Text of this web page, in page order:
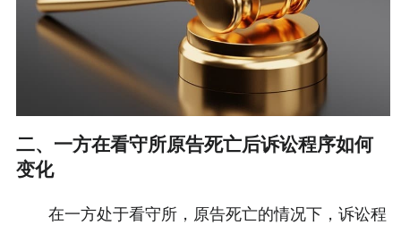
二、一方在看守所原告死亡后诉讼程序如何
变化
在一方处于看守所，原告死亡的情况下，诉讼程